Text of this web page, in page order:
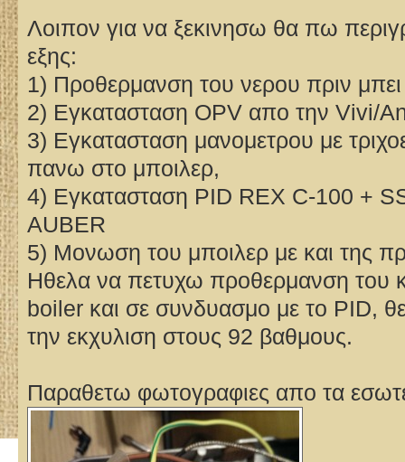
Λοιπον για να ξεκινησω θα πω
εξης:
1) Προθερμανση του νερου πριν
2) Εγκατασταση OPV απο την Vivi/
3) Εγκατασταση μανομετρου με
πανω στο μποιλερ,
4) Εγκατασταση PID REX C-100 +
AUBER
5) Μονωση του μποιλερ με και της
Ηθελα να πετυχω προθερμανση του
boiler και σε συνδυασμο με το PID,
την εκχυλιση στους 92 βαθμους.
Παραθετω φωτογραφιες απο τα